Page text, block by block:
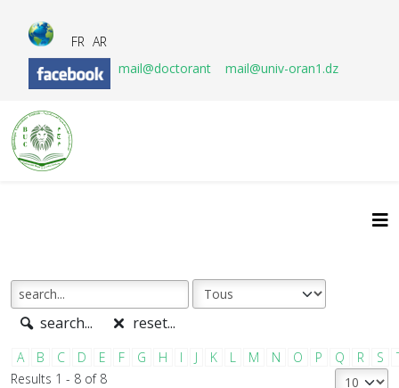
FR AR
mail@doctorant
mail@univ-oran1.dz
search... reset...
A B C D E F G H I J K L M N O P Q R S
Results 1 - 8 of 8